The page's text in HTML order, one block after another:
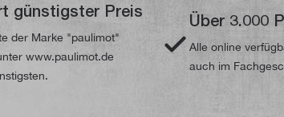
günstigster Preis
der Marke "paulimot"
www.paulimot.de
Über 3.000
Alle online
auch im